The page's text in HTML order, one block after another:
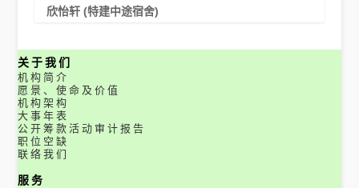
欣怡轩 (特建中途宿舍)
关于我们
机构简介
愿景、使命及价值
机构架构
大事年表
公开筹款活动审计报告
职位空缺
联络我们
服务